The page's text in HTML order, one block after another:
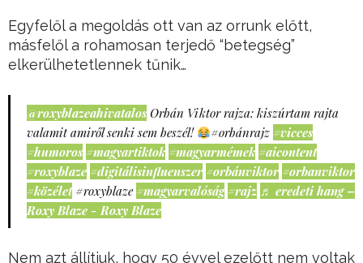
Egyfelől a megoldás ott van az orrunk előtt,
másfelől a rohamosan terjedő “betegség”
elkerülhetetlennek tűnik…
@roxyblazeahivatalos Orbán Viktor rajza: kiszúrtam rajta
valamit amiről senki sem beszél!
#orbánrajz #vicces
#humoros #magyartiktok #magyarmémek #aicontent
#roxyblaze #digitálisinfluenszer #orbánviktor #orbanviktor
#közélet #roxyblaze #magyarvalóság #rajz ♬ eredeti hang –
Roxy Blaze - Roxy Blaze
Nem azt állítjuk, hogy 50 évvel ezelőtt nem voltak